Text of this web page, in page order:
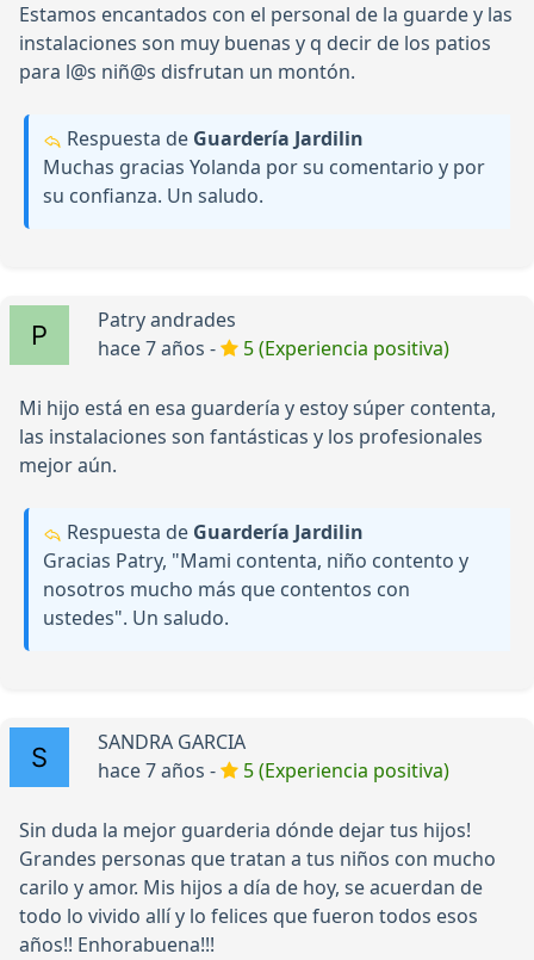
Estamos encantados con el personal de la guarde y las
instalaciones son muy buenas y q decir de los patios
para l@s niñ@s disfrutan un montón.
Respuesta de Guardería Jardilin
Muchas gracias Yolanda por su comentario y por
su confianza. Un saludo.
Patry andrades
hace 7 años -
5 (Experiencia positiva)
Mi hijo está en esa guardería y estoy súper contenta,
las instalaciones son fantásticas y los profesionales
mejor aún.
Respuesta de Guardería Jardilin
Gracias Patry, "Mami contenta, niño contento y
nosotros mucho más que contentos con
ustedes". Un saludo.
SANDRA GARCIA
hace 7 años -
5 (Experiencia positiva)
Sin duda la mejor guarderia dónde dejar tus hijos!
Grandes personas que tratan a tus niños con mucho
carilo y amor. Mis hijos a día de hoy, se acuerdan de
todo lo vivido allí y lo felices que fueron todos esos
años!! Enhorabuena!!!